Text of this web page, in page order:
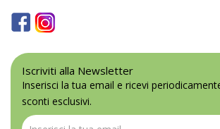
Iscriviti alla Newsletter
Inserisci la tua email e ricevi
sconti esclusivi.